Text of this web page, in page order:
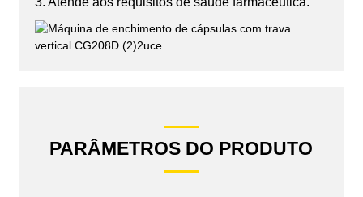
PARÂMETROS DO PRODUTO